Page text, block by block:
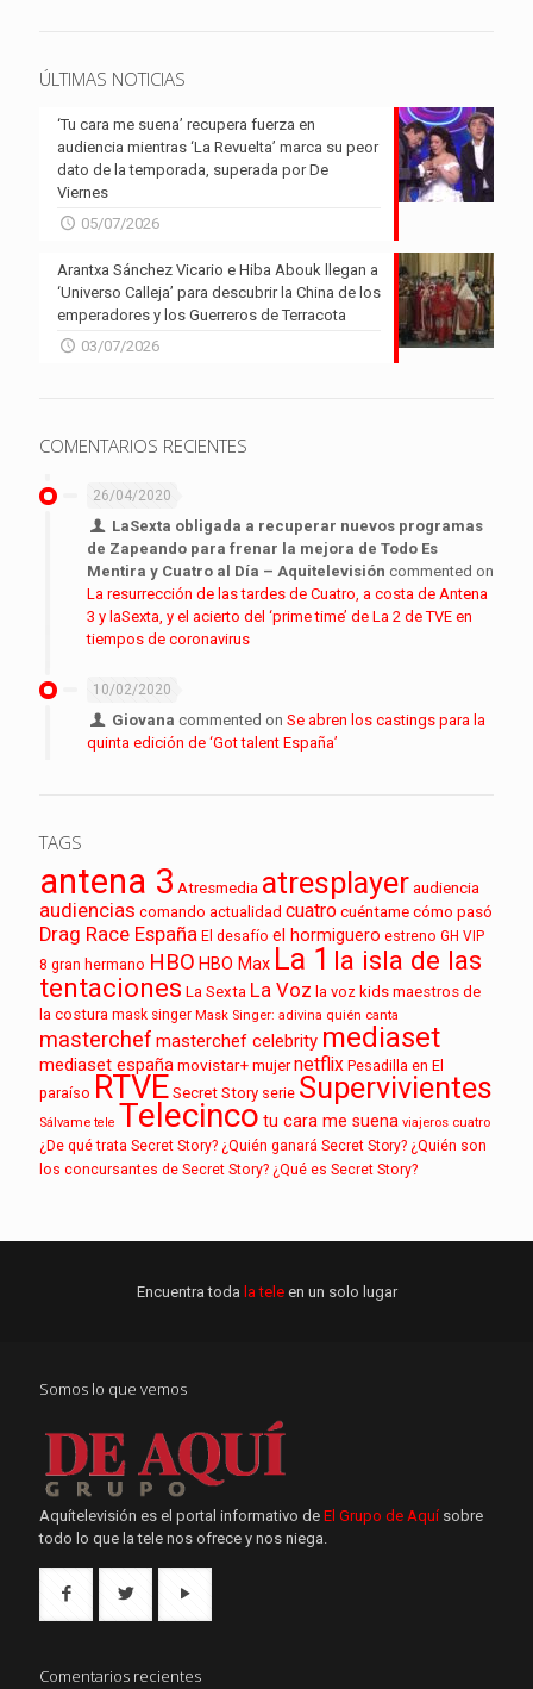
ÚLTIMAS NOTICIAS
‘Tu cara me suena’ recupera fuerza en
audiencia mientras ‘La Revuelta’ marca su peor
dato de la temporada, superada por De
Viernes
05/07/2026
Arantxa Sánchez Vicario e Hiba Abouk llegan a
‘Universo Calleja’ para descubrir la China de los
emperadores y los Guerreros de Terracota
03/07/2026
COMENTARIOS RECIENTES
26/04/2020
LaSexta obligada a recuperar nuevos programas
de Zapeando para frenar la mejora de Todo Es
Mentira y Cuatro al Día – Aquitelevisión commented on
La resurrección de las tardes de Cuatro, a costa de Antena
3 y laSexta, y el acierto del ‘prime time’ de La 2 de TVE en
tiempos de coronavirus
10/02/2020
Giovana commented onSe abren los castings para la
quinta edición de ‘Got talent España’
TAGS
antena 3 Atresmedia atresplayeraudiencia
audiencias comando actualidad cuatrocuéntame cómo pasó
Drag Race España El desafío el hormiguero estreno GH VIP
8 gran hermano HBO HBO Max La 1 la isla de las
tentaciones La Sexta La Voz la voz kids maestros de
la costura mask singer Mask Singer: adivina quién canta
masterchef masterchef celebrity mediaset
mediaset españamovistar+ mujer netflix Pesadilla en El
paraíso RTVE Secret Story serie Supervivientes
Sálvame tele Telecinco tu cara me suena viajeros cuatro
¿De qué trata Secret Story? ¿Quién ganará Secret Story? ¿Quién son
los concursantes de Secret Story? ¿Qué es Secret Story?
Encuentra toda la tele en un solo lugar
Somos lo que vemos
Aquítelevisión es el portal informativo de El Grupo de Aquí sobre
todo lo que la tele nos ofrece y nos niega.
Comentarios recientes